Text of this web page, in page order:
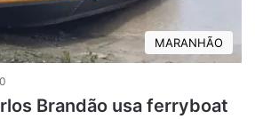
MARANHÃO
0
Brandão usa ferryboat